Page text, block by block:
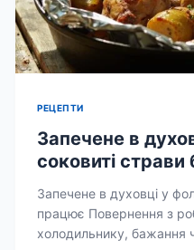
РЕЦЕПТИ
Запечене в
соковиті
Запечене в духовці у
працює Повернення з
холодильнику, бажання